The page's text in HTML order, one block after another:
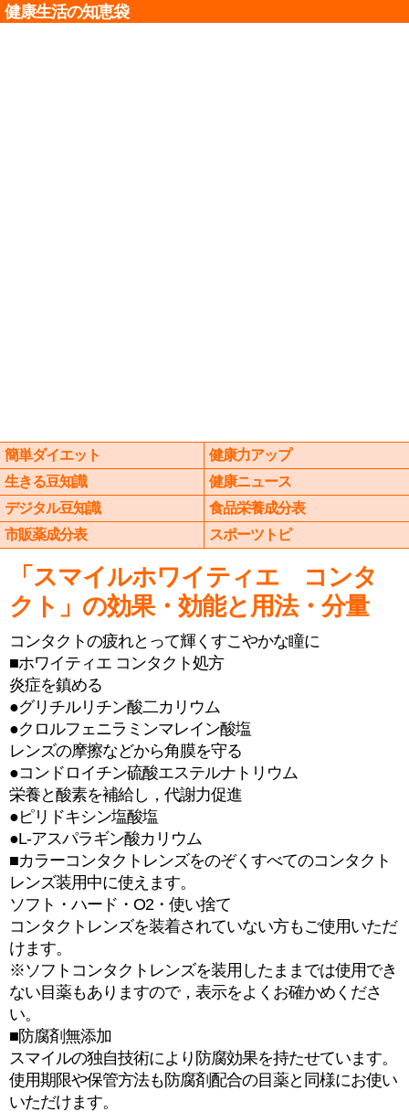
健康生活の知恵袋
簡単ダイエット
健康力アップ
生きる豆知識
健康ニュース
デジタル豆知識
食品栄養成分表
市販薬成分表
スポーツトピ
「スマイルホワイティエ コンタ
クト」の効果・効能と用法・分量
コンタクトの疲れとって輝くすこやかな瞳に
■ホワイティエ コンタクト処方
炎症を鎮める
●グリチルリチン酸二カリウム
●クロルフェニラミンマレイン酸塩
レンズの摩擦などから角膜を守る
●コンドロイチン硫酸エステルナトリウム
栄養と酸素を補給し，代謝力促進
●ピリドキシン塩酸塩
●L-アスパラギン酸カリウム
■カラーコンタクトレンズをのぞくすべてのコンタクト
レンズ装用中に使えます。
ソフト・ハード・O2・使い捨て
コンタクトレンズを装着されていない方もご使用いただ
けます。
※ソフトコンタクトレンズを装用したままでは使用でき
ない目薬もありますので，表示をよくお確かめくださ
い。
■防腐剤無添加
スマイルの独自技術により防腐効果を持たせています。
使用期限や保管方法も防腐剤配合の目薬と同様にお使い
いただけます。